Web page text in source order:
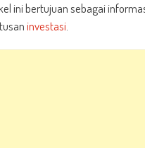
ini bertujuan sebagai
investasi.